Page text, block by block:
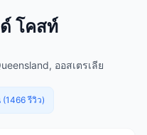
โคสท์
ออสเตรเลีย
รีวิว)